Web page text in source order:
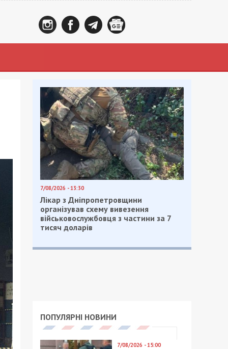
7/08/2026 - 13:30
Лікар з Дніпропетровщини
організував схему вивезення
військовослужбовця з частини за 7
тисяч доларів
ПОПУЛЯРНІ НОВИНИ
7/08/2026 - 15:00